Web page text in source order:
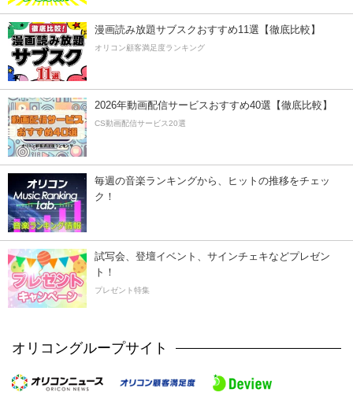
漫画読み放題サブスクおすすめ11選【徹底比較】
オリコン顧客満足度ランキング
2026年動画配信サービスおすすめ40選【徹底比較】
CS動画配信サービス20選
毎週の音楽ランキングから、ヒットの推移をチェッ
ク！
試写会、登壇イベント、サインチェキなどプレゼン
ト！
プレゼント特集
オリコングループサイト